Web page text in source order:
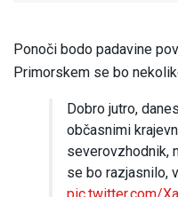
Ponoči bodo padavine
Primorskem se bo
Dobro jutro,
občasnimi
severovzhodnik,
se bo razjasnilo,